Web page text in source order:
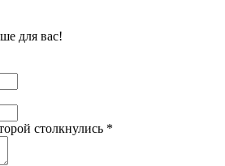
для вас!
столкнулись *